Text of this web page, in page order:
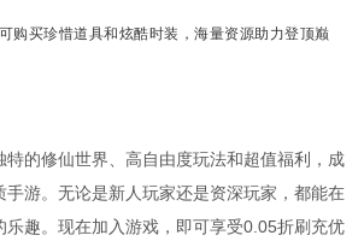
购买珍惜道具和炫酷时装，海量资源助力登顶巅
特的修仙世界、高自由度玩法和超值福利，成
手游。无论是新人玩家还是资深玩家，都能在
乐趣。现在加入游戏，即可享受0.05折刷充优